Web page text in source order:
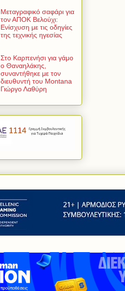
Μεταγραφικό σαφάρι για
τον ΑΠΟΚ Βελούχι:
Ενίσχυση με τις οδηγίες
της τεχνικής ηγεσίας
Στο Καρπενήσι για γάμο
ο Θαναηλάκης,
συναντήθηκε με τον
διευθυντή του Montana
Γιώργο Λαθύρη